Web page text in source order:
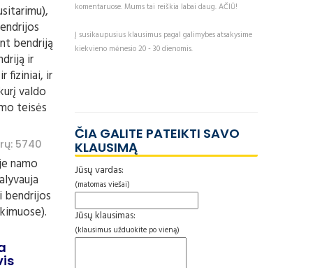
bendriją
ir
fiziniai, ir
valdo
teisės
5740
namo
bendrijos
komentaruose. Mums tai reiškia labai daug. AČIŪ!
Į susikaupusius klausimus pagal galimybes atsakysime
kiekvieno mėnesio 20 - 30 dienomis.
ČIA GALITE PATEIKTI SAVO
KLAUSIMĄ
Jūsų vardas:
(matomas viešai)
Jūsų klausimas:
(klausimus užduokite po vieną)